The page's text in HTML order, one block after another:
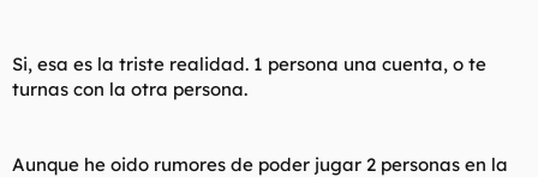
Si, esa es la triste realidad. 1 persona una cuenta, o te
turnas con la otra persona.
Aunque he oido rumores de poder jugar 2 personas en la